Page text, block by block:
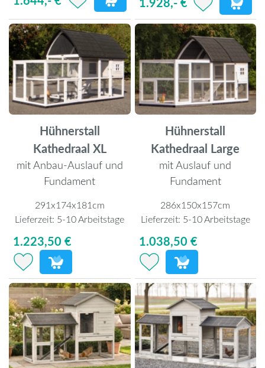
Hühnerstall
Kathedraal XL
mit Anbau-Auslauf und
Fundament
291x174x181cm
Lieferzeit: 5-10 Arbeitstage
1.223,50 €
Hühnerstall
Kathedraal Large
mit Auslauf und
Fundament
286x150x157cm
Lieferzeit: 5-10 Arbeitstage
1.038,50 €